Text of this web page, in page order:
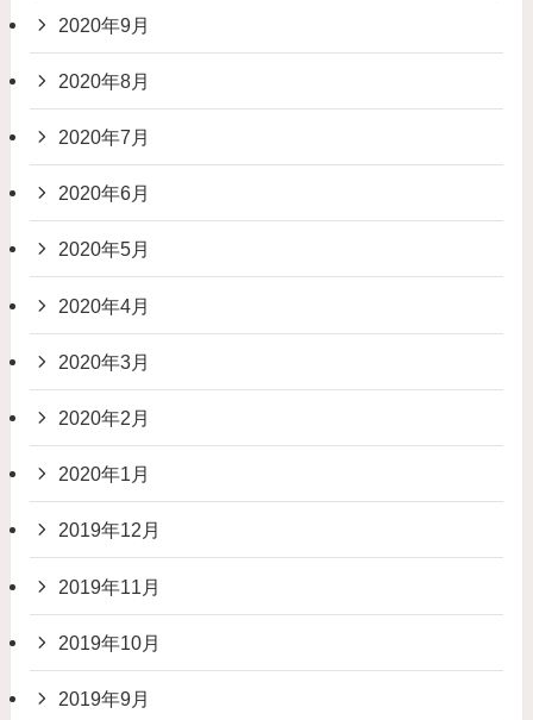
2020年9月
2020年8月
2020年7月
2020年6月
2020年5月
2020年4月
2020年3月
2020年2月
2020年1月
2019年12月
2019年11月
2019年10月
2019年9月